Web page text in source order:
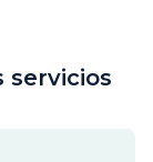
servicios